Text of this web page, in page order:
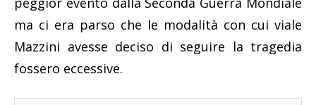
ma ci era parso che le modalità con cui viale
Mazzini avesse deciso di seguire la tragedia
fossero eccessive.